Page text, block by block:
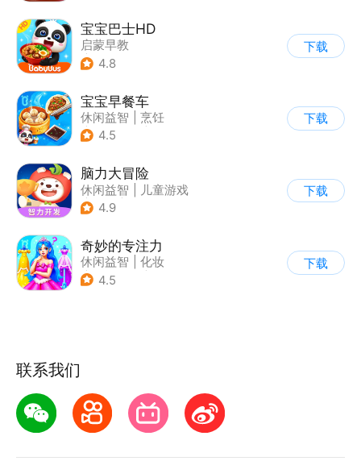
宝宝巴士HD
启蒙早教
| 儿童益智游戏
4.8
下载
宝宝早餐车
休闲益智
烹饪
| 宝宝巴士
4.5
下载
脑力大冒险
休闲益智
儿童游戏
| 卡通
4.9
下载
奇妙的专注力
休闲益智
化妆
| 宝宝巴士
4.5
下载
联系我们